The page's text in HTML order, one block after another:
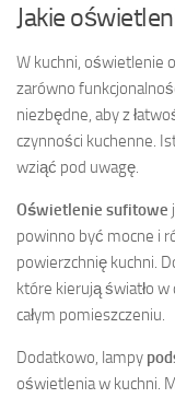
Jakie
W kuchni, oświetlenie
zarówno
niezbędne, aby z
czynności kuchenne.
wziąć pod uwagę.
Oświetlenie sufitowe
powinno być mocne i
powierzchnię kuchni.
które kierują światło w
całym pomieszczeniu.
Dodatkowo, lampy
oświetlenia w kuchni.